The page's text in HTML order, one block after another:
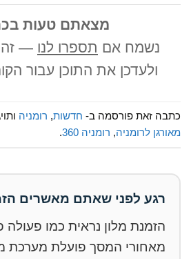
מצאתם טעות
נשמח אם תספרו לנו — זה
ולעדכן את התוכן עבור
כתבה זאת פורסמה ב- חדשות, רומניה
מאורגן לרומניה, רומניה 360 .
רגע לפני שאתם מאשרים
הזמנת מלון נראית כמו
מאחורי המסך פועלת מערכת